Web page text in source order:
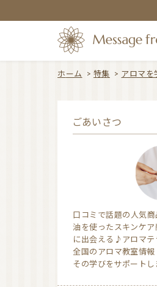
ホーム > 特集 > アロマを
ごあいさつ
口コミで話題の人気商品を見つけたり、アロマ精
油を使ったスキンケ
に出会える♪アロマテ
全国のアロマ教室情報
その学びをサポートし